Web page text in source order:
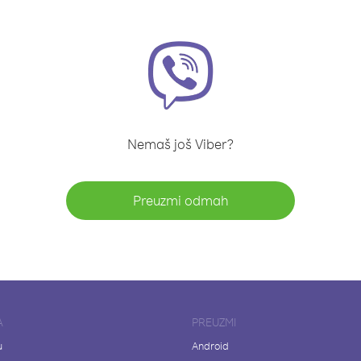
Nemaš još Viber?
Preuzmi odmah
PREUZMI
Android